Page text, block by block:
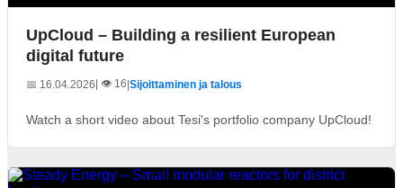
UpCloud – Building a resilient European
digital future
📅 16.04.2026| 👁️ 16 Sijoittaminen ja talous
Watch a short video about Tesi's portfolio company UpCloud!